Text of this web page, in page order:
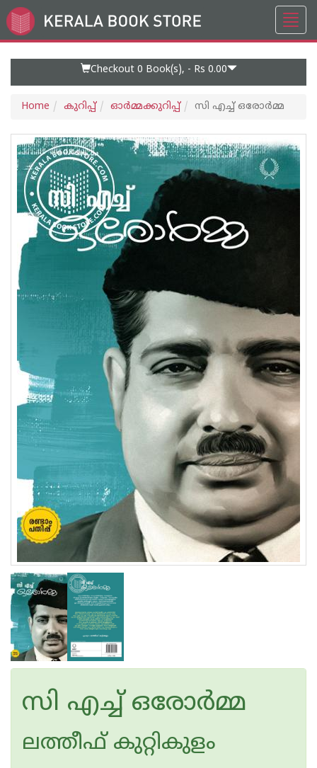
Go
to
Checkout 0 Book(s), - Rs 0.00
Home കുറിപ്പ്‌ ഓര്‍മ്മക്കുറിപ്പ്‌ സി എച്ച് ഒരോര്‍മ്മ
സി എച്ച് ഒരോര്‍മ്മ
ലത്തീഫ് കുറ്റികുളം